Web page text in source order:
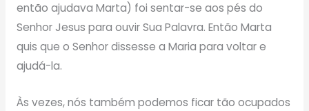
então ajudava Marta) foi sentar-se aos pés do
Senhor Jesus para ouvir Sua Palavra. Então Marta
quis que o Senhor dissesse a Maria para voltar e
ajudá-la.
Às vezes, nós também podemos ficar tão ocupados